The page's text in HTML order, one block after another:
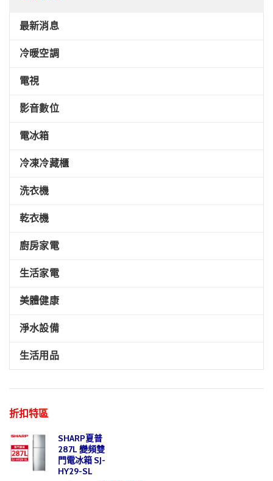
最新消息
冷暖空調
電視
影音數位
電冰箱
冷凍冷藏櫃
洗衣機
乾衣機
廚房家電
生活家電
美體健康
淨水設備
生活用品
折扣特區
SHARP夏普
287L 變頻雙
門電冰箱 SJ-
HY29-SL